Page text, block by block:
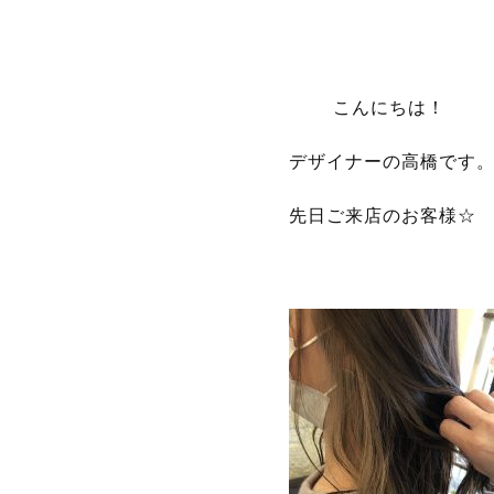
こんにちは！
デザイナーの高橋です。
先日ご来店のお客様☆